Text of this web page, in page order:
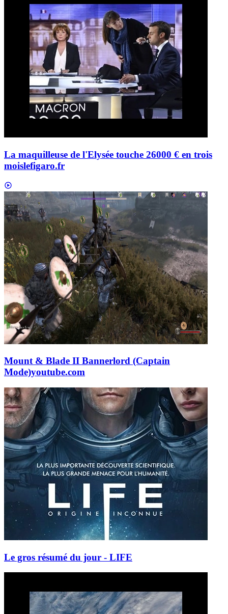
La maquilleuse de l'Elysée touche 26000 € en trois
moislefigaro.fr
Mount & Blade II Bannerlord (Captain
Mode)youtube.com
Le gros résumé du jour - LIFE